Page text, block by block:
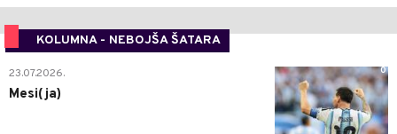
KOLUMNA - NEBOJŠA ŠATARA
0
23.07.2026.
Mesi(ja)